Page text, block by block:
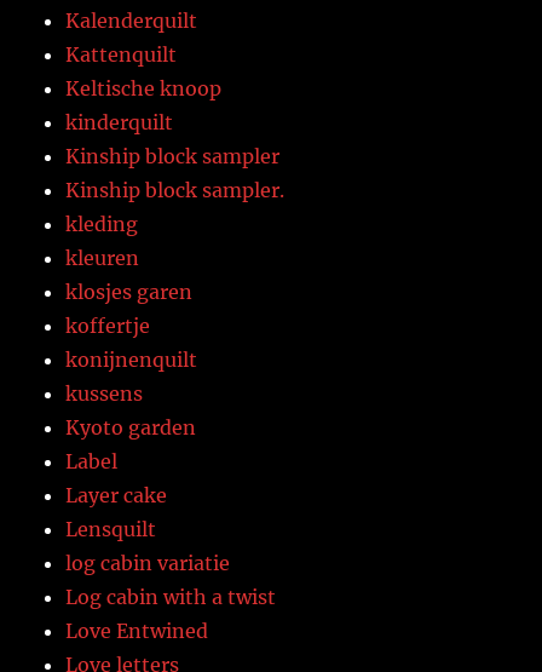
Kalenderquilt
Kattenquilt
Keltische knoop
kinderquilt
Kinship block sampler
Kinship block sampler.
kleding
kleuren
klosjes garen
koffertje
konijnenquilt
kussens
Kyoto garden
Label
Layer cake
Lensquilt
log cabin variatie
Log cabin with a twist
Love Entwined
Love letters